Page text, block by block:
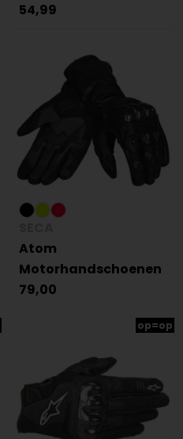
54,99
Atom
Motorhandschoenen
79,00
op=op